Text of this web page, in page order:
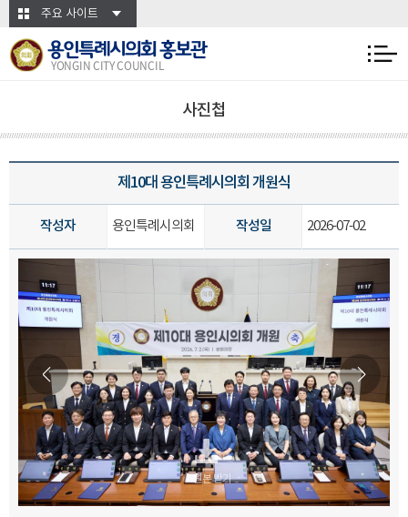
본문바로가기주요 사이트
용인특례시의회 홍보관
YONGIN CITY COUNCIL
사진첩
제10대 용인특례시의회 개원식
작성자 용인특례시의회 작성일 2026-07-02
원본 받기
원본 받기
원본 받기
원본 받기
원본 받기
원본 받기
원본 받기
원본 받기
원본 받기
원본 받기
원본 받기
원본 받기
원본 받기
원본 받기
원본 받기
원본 받기
원본 받기
원본 받기
원본 받기
원본 받기
원본 받기
원본 받기